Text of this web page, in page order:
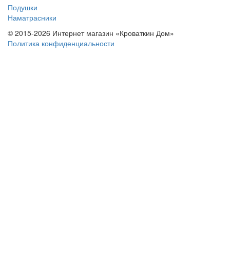
Подушки
Наматрасники
© 2015-2026 Интернет магазин «Кроваткин Дом»
Политика конфиденциальности